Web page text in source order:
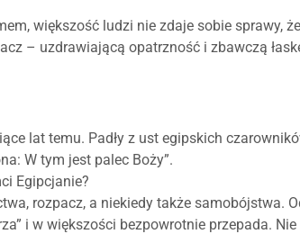
większość ludzi nie zdaje sobie sprawy,
– uzdrawiającą opatrzność i zbawczą
lat temu. Padły z ust egipskich
W tym jest palec Boży”.
Egipcjanie?
rozpacz, a niekiedy także samobójstwa.
i w większości bezpowrotnie przepada.